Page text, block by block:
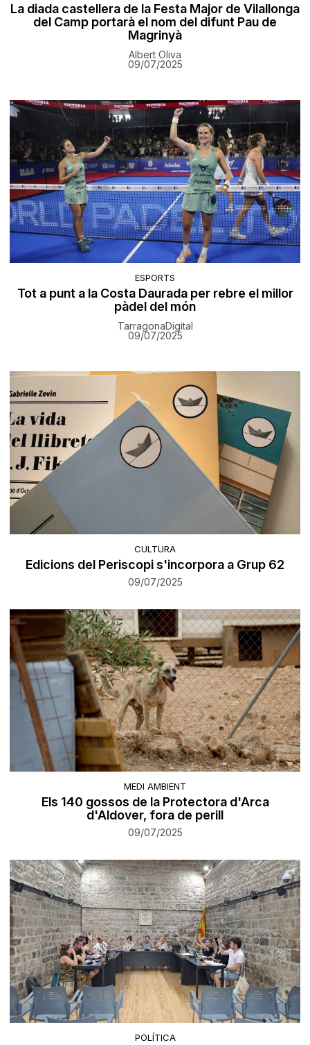
La diada castellera de la Festa Major de Vilallonga
del Camp portarà el nom del difunt Pau de
Magrinyà
Albert Oliva
09/07/2025
ESPORTS
Tot a punt a la Costa Daurada per rebre el millor
pàdel del món
TarragonaDigital
09/07/2025
CULTURA
Edicions del Periscopi s'incorpora a Grup 62
09/07/2025
MEDI AMBIENT
Els 140 gossos de la Protectora d'Arca
d'Aldover, fora de perill
09/07/2025
POLÍTICA